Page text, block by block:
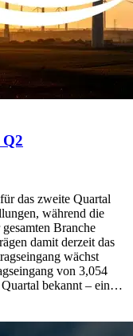
das zweite Quartal
während die
Branche
damit derzeit das
wächst
von 3,054
bekannt – ein…